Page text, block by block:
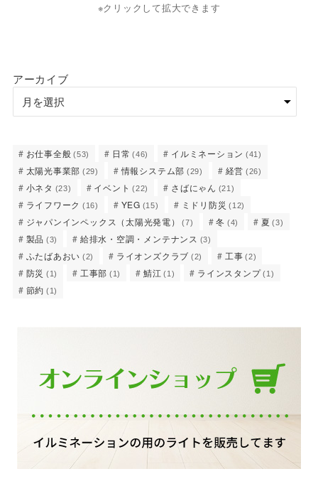
※クリックして拡大できます
アーカイブ
お仕事全般 (53) 日常 (46) イルミネーション (41)
太陽光事業部 (29) 情報システム部 (29) 経営 (26)
小ネタ (23) イベント (22) さばにゃん (21)
ライフワーク (16) YEG (15) ミドリ防災 (12)
ジャパンインペックス（太陽光発電） (7) 冬 (4) 夏 (3)
製品 (3) 給排水・空調・メンテナンス (3)
ふたばあおい (2) ライオンズクラブ (2) 工事 (2)
防災 (1) 工事部 (1) 鯖江 (1) ラインスタンプ (1)
節約 (1)